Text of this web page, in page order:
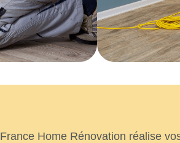
France Home Rénovation réalise